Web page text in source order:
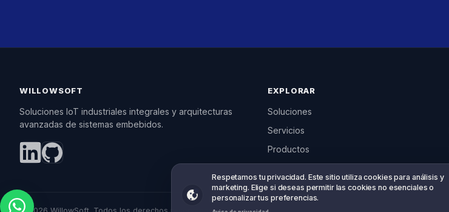
WILLOWSOFT
Soluciones IoT industriales integrales y arquitecturas
avanzadas de sistemas embebidos.
EXPLORAR
Soluciones
Servicios
Productos
Tu privacidad, tu elección
Respetamos tu privacidad. Este sitio utiliza cookies para análisis y
marketing. Elige si deseas permitir las cookies no esenciales o
personalizar tus preferencias.